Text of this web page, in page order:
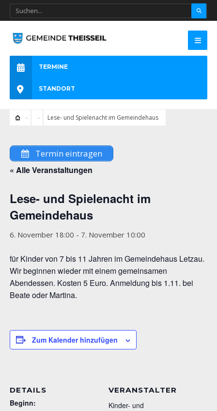
TERMINE
STANDORT
Lese- und Spielenacht im Gemeindehaus
Termin eintragen
« Alle Veranstaltungen
Lese- und Spielenacht im
Gemeindehaus
6. November 18:00 - 7. November 10:00
für Kinder von 7 bis 11 Jahren im Gemeindehaus Letzau.
Wir beginnen wieder mit einem gemeinsamen
Abendessen. Kosten 5 Euro. Anmeldung bis 1.11. bei
Beate oder Martina.
Zum Kalender hinzufügen
DETAILS
Beginn:
VERANSTALTER
Kinder- und